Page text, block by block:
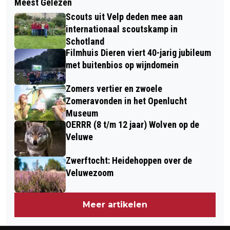
BETOVERING EN DESILLUSIE
ATELIER CRESO IN VELP ZOEKT
BEVLOGEN KUNSTENAAR (M/V)
Meest Gelezen
Scouts uit Velp deden mee aan
internationaal scoutskamp in
Schotland
Filmhuis Dieren viert 40-jarig jubileum
met buitenbios op wijndomein
Zomers vertier en zwoele
Zomeravonden in het Openlucht
Museum
OERRR (8 t/m 12 jaar) Wolven op de
Veluwe
Zwerftocht: Heidehoppen over de
Veluwezoom
Meer artikelen